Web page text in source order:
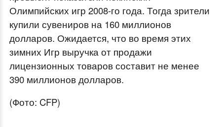
Олимпийских игр 2008-го года. Тогда зрители
купили сувениров на 160 миллионов
долларов. Ожидается, что во время этих
зимних Игр выручка от продажи
лицензионных товаров составит не менее
390 миллионов долларов.
(Фото: CFP)